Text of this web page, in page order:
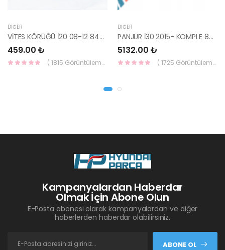
DIĞER
VİTES KÖRÜĞÜ İ20 08-12 84640-1J000-YS
459.00 ₺
( 1815 Görüntüleme )
DIĞER
PANJUR İ30 2015- KOMPLE 86350-A6800-YS
5132.00 ₺
( 1725 Görüntüleme )
Kampanyalardan Haberdar
Olmak İçin Abone Olun
E-Posta abonesi olarak kampanyalardan ve diğer
haberlerden haberdar olabilirsiniz.
ABONE OL